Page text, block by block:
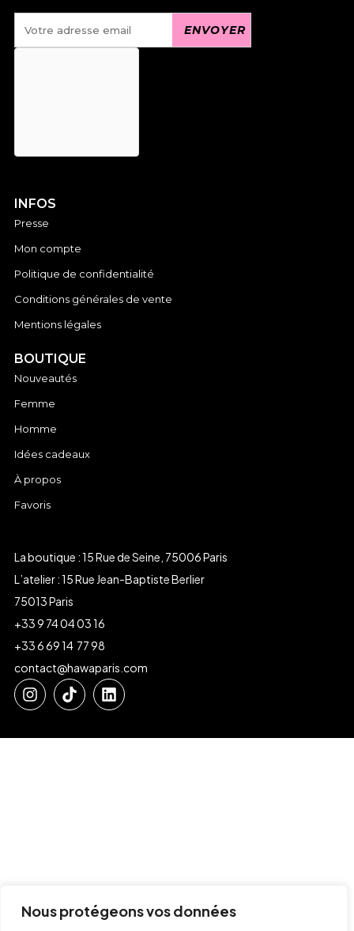
Nous protégeons vos données
La boutique : 15 Rue de Seine, 75006 Paris
L’atelier : 15 Rue Jean-Baptiste Berlier
75013 Paris
+33 9 74 04 03 16
+33 6 69 14 77 98
contact@hawaparis.com
BOUTIQUE
Nouveautés
Femme
Homme
Idées cadeaux
À propos
Favoris
INFOS
Presse
Mon compte
Politique de confidentialité
Conditions générales de vente
Mentions légales